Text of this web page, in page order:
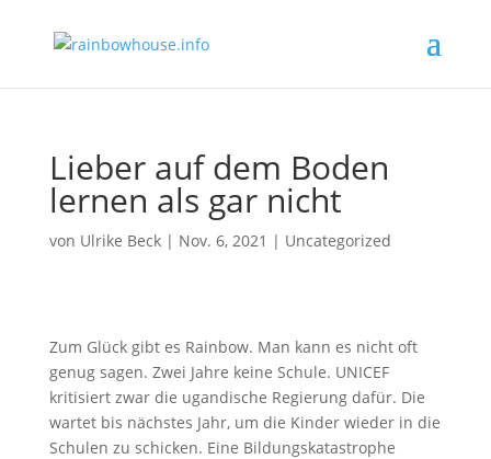
Lieber auf dem Boden
lernen als gar nicht
von Ulrike Beck| Nov. 6, 2021 | Uncategorized
Zum Glück gibt es Rainbow. Man kann es nicht oft
genug sagen. Zwei Jahre keine Schule. UNICEF
kritisiert zwar die ugandische Regierung dafür. Die
wartet bis nächstes Jahr, um die Kinder wieder in die
Schulen zu schicken. Eine Bildungskatastrophe